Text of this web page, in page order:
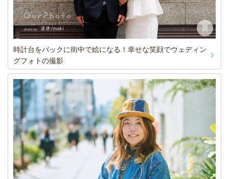
時計台をバックに街中で絵になる！幸せな笑顔でウェディン
グフォトの撮影